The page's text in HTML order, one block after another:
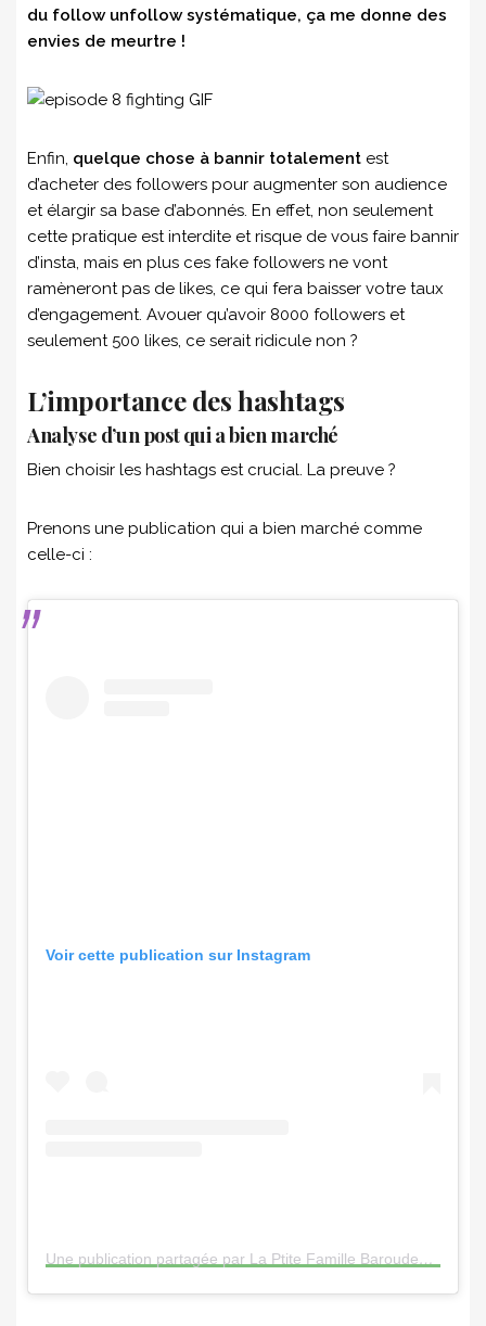
du follow unfollow systématique, ça me donne des
envies de meurtre !
Enfin, quelque chose à bannir totalement est
d’acheter des followers pour augmenter son audience
et élargir sa base d’abonnés. En effet, non seulement
cette pratique est interdite et risque de vous faire bannir
d’insta, mais en plus ces fake followers ne vont
ramèneront pas de likes, ce qui fera baisser votre taux
d’engagement. Avouer qu’avoir 8000 followers et
seulement 500 likes, ce serait ridicule non ?
L’importance des hashtags
Analyse d’un post qui a bien marché
Bien choisir les hashtags est crucial. La preuve ?
Prenons une publication qui a bien marché comme
celle-ci :
Voir cette publication sur Instagram
Une publication partagée par La Ptite Famille Baroudeuse (@ptitefamillebaroudeuse)